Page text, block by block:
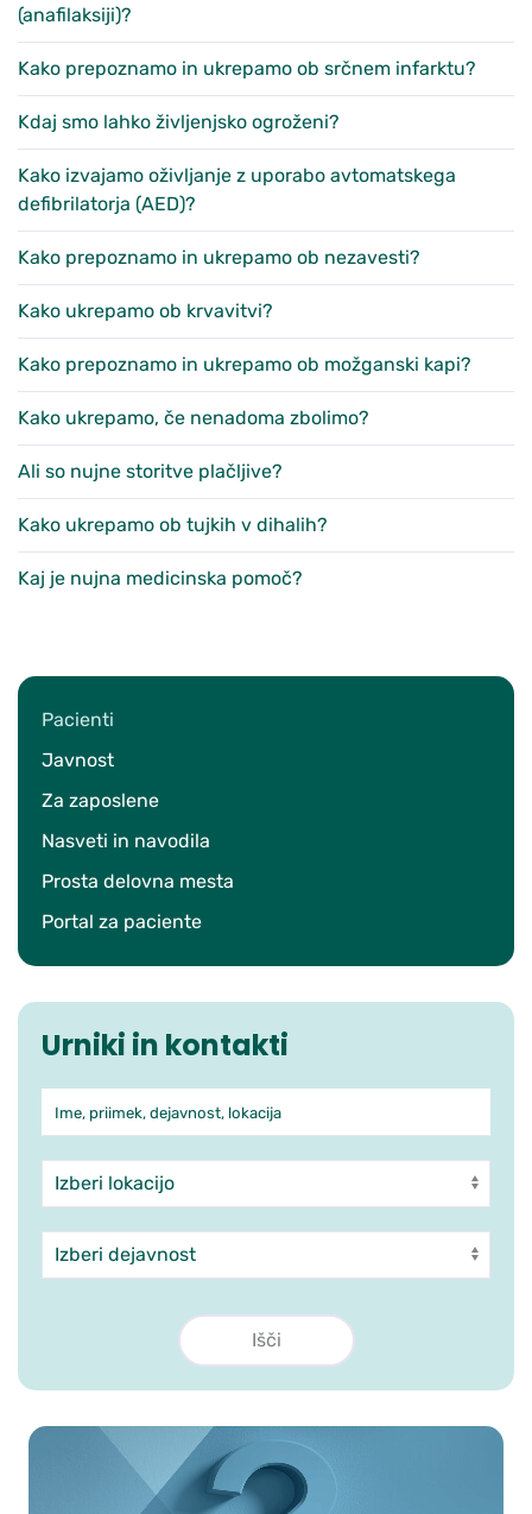
Pacienti
Javnost
Za zaposlene
Nasveti in navodila
Prosta delovna mesta
Portal za paciente
Urniki in kontakti
Iskanje po ambulantah in
Ime, priimek, dejavnost, lokacija
Enota
Dejavnost
(anafilaksiji)?
Kako prepoznamo in ukrepamo ob srčnem infarktu?
Kdaj smo lahko življenjsko ogroženi?
Kako izvajamo oživljanje z uporabo avtomatskega
defibrilatorja (AED)?
Kako prepoznamo in ukrepamo ob nezavesti?
Kako ukrepamo ob krvavitvi?
Kako prepoznamo in ukrepamo ob možganski kapi?
Kako ukrepamo, če nenadoma zbolimo?
Ali so nujne storitve plačljive?
Kako ukrepamo ob tujkih v dihalih?
Kaj je nujna medicinska pomoč?